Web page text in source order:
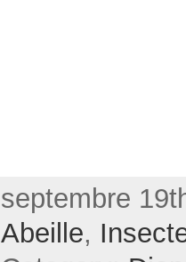
septembre
Abeille,